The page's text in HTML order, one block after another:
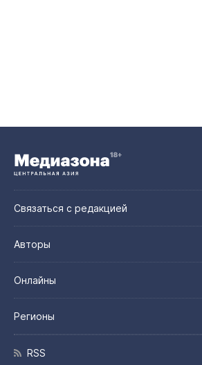
Связаться с редакцией
Авторы
Онлайны
Регионы
RSS